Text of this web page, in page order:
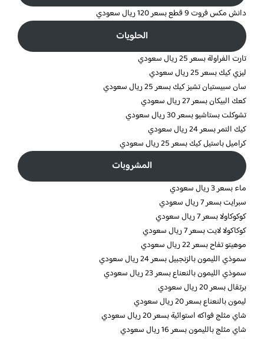
دانش مكس فروت 9 قطع بسعر 120 ريال سعودي
الحلويات
تارت الفراولة بسعر 25 ريال سعودي
ليزي كيك بسعر 25 ريال سعودي
سان سبيستيان تشيز كيك بسعر 25 ريال سعودي
كعك البيكان بسعر 27 ريال سعودي
تشوكلت بستاشيو بسعر 30 ريال سعودي
كيك التمر بسعر 24 ريال سعودي
كراميل باستيل كيك بسعر 25 ريال سعودي
المشروبات
ماء بسعر 3 ريال سعودي
سبرايت بسعر 7 ريال سعودي
كوكوكاولا بسعر 7 ريال سعودي
كوكاكولا لايت بسعر 7 ريال سعودي
موهيتو تفاح بسعر 22 ريال سعودي
سموذي الليمون بالزنجبيل بسعر 24 ريال سعودي
سموذي الليمون بالنعناع بسعر 23 ريال سعودي
برتقال بسعر 20 ريال سعودي
ليمون بالنعناع بسعر 20 ريال سعودي
شاي مثلج فواكه استوائية بسعر 20 ريال سعودي
شاي مثلج بالليمون بسعر 16 ريال سعودي